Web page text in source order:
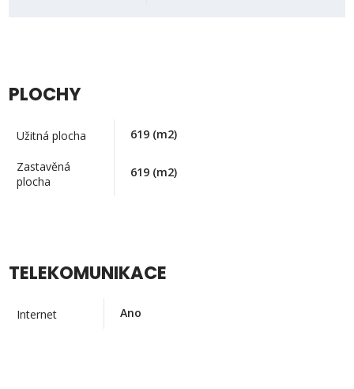
PLOCHY
Užitná plocha 619 (m2)
Zastavěná
plocha
619 (m2)
TELEKOMUNIKACE
Internet Ano